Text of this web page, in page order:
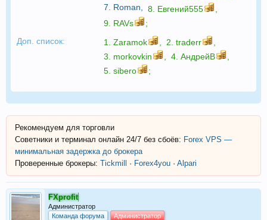
7. Roman 8. Евгений555
9. RAVs
;
Доп. список:
1. Zaramok 2. traderr
3. morkovkin 4. АндрейВ
5. sibero ;
Рекомендуем для торговли
Советники и терминал онлайн 24/7 без сбоёв: Forex VPS —
минимальная задержка до брокера
Проверенные брокеры: Tickmill · Forex4you · Alpari
FXprofit
Администратор
Команда форума
Администратор